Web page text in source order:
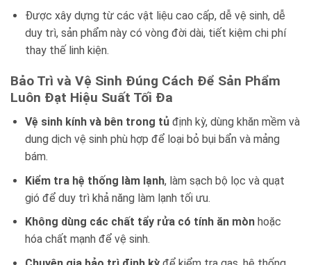
Được xây dựng từ các vật liệu cao cấp, dễ vệ sinh, dễ
duy trì, sản phẩm này có vòng đời dài, tiết kiệm chi phí
thay thế linh kiện.
Bảo Trì và Vệ Sinh Đúng Cách Để Sản Phẩm
Luôn Đạt Hiệu Suất Tối Đa
Vệ sinh kính và bên trong tủđịnh kỳ, dùng khăn mềm và
dung dịch vệ sinh phù hợp để loại bỏ bụi bẩn và mảng
bám.
Kiểm tra hệ thống làm lạnh, làm sạch bộ lọc và quạt
gió để duy trì khả năng làm lạnh tối ưu.
Không dùng các chất tẩy rửa có tính ăn mònhoặc
hóa chất mạnh để vệ sinh.